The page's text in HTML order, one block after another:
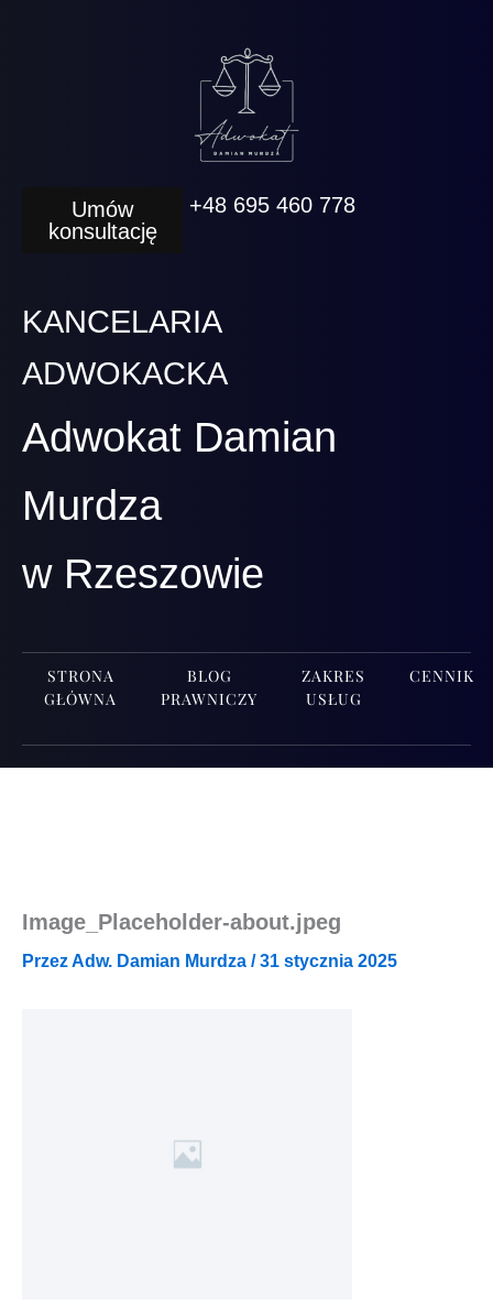
Umów
konsultację
+48 695 460 778
KANCELARIA
ADWOKACKA
Adwokat Damian
Murdza
w Rzeszowie
STRONA
GŁÓWNA
BLOG
PRAWNICZY
ZAKRES
USŁUG
CENNIK
Image_Placeholder-about.jpeg
PrzezAdw. Damian Murdza /31 stycznia 2025